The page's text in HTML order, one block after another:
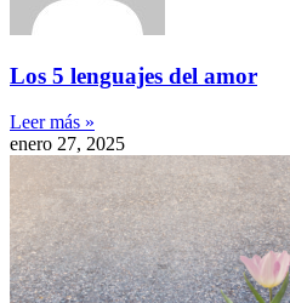
Los 5 lenguajes del amor
Leer más »
enero 27, 2025